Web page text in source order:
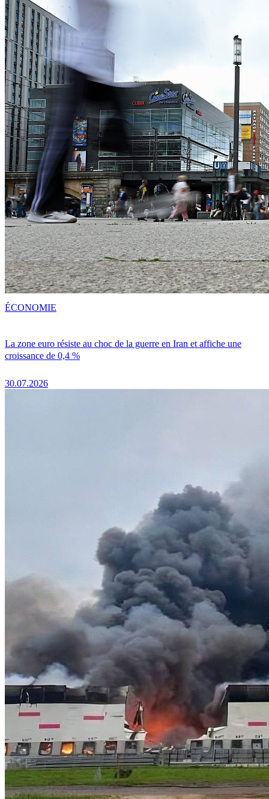
La zone euro résiste au choc de la guerre en Iran et affiche une
croissance de 0,4 %
30.07.2026
ÉCONOMIE